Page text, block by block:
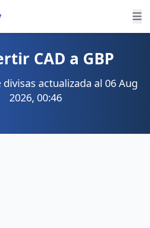
CAD a GBP
actualizada al 06 Aug
2026, 00:46